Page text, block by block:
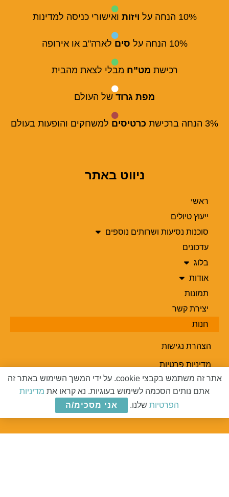
10% הנחה על ויזות ואישורי כניסה למדינות
10% הנחה על סים לארה"ב או אירופה
רכישת מט”ח מבלי לצאת מהבית
מפת גרוד של העולם
3% הנחה ברכישת כרטיסים למשחקים והופעות בעולם
ניווט באתר
ראשי
ייעוץ טיולים
סוכנות נסיעות ושרותים נוספים
עדכונים
בלוג
אודות
תמונות
יצירת קשר
חנות
הצהרת נגישות
מדיניות פרטיות
תקנון אתר
מפת אתר
אתר זה משתמש בקבצי cookie. על ידי המשך השימוש באתר זה
אתם נותים הסכמה לשימוש בעוגיות. נא קראו את מדיניות
הפרטיות שלנו. אני מסכימ/ה